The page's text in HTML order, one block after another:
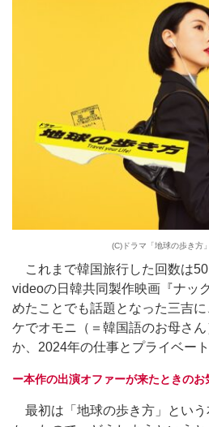
(C)ドラマ「地球の歩き方
これまで韓国旅行した回数は
videoの日韓共同製作映画『ナッ
めたことでも話題となった三吉
ケでオモニ（＝韓国語のお母さ
か、2024年の仕事とプライベー
ー本作の出演オファーが来たときのお
最初は「地球の歩き方」とい